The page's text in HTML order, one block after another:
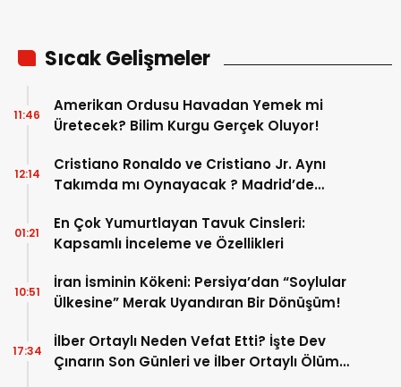
Sıcak Gelişmeler
Amerikan Ordusu Havadan Yemek mi
Üretecek? Bilim Kurgu Gerçek Oluyor!
11:46
Cristiano Ronaldo ve Cristiano Jr. Aynı
Takımda mı Oynayacak ? Madrid’de
12:14
En Çok Yumurtlayan Tavuk Cinsleri:
Kapsamlı İnceleme ve Özellikleri
01:21
İran İsminin Kökeni: Persiya’dan “Soylular
Ülkesine” Merak Uyandıran Bir Dönüşüm!
10:51
İlber Ortaylı Neden Vefat Etti? İşte Dev
Çınarın Son Günleri ve İlber Ortaylı Ölüm
17:34